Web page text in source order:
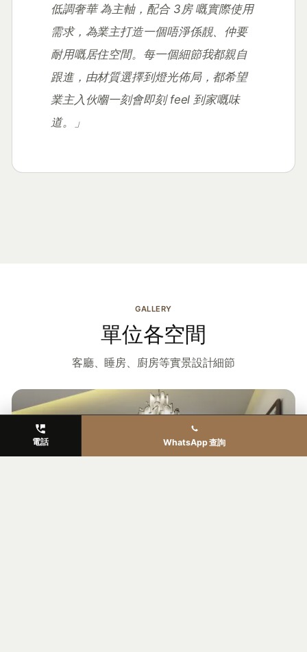
低調奢華 為主軸，配合 3房 嘅實際使用
需求，為業主打造一個唔淨係靚、仲要
耐用嘅居住空間。每一個細節我都親自
跟進，由材質選擇到燈光佈局，都希望
業主入伙嗰一刻會即刻 feel 到家嘅味
道。」
GALLERY
單位各空間
客廳、睡房、廚房等實景設計細節
電話 WhatsApp 查詢